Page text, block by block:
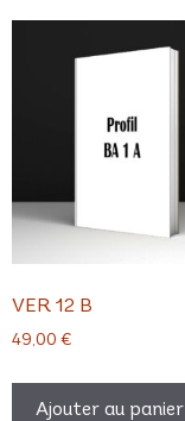
VER 12 B
49,00 €
Ajouter au panier